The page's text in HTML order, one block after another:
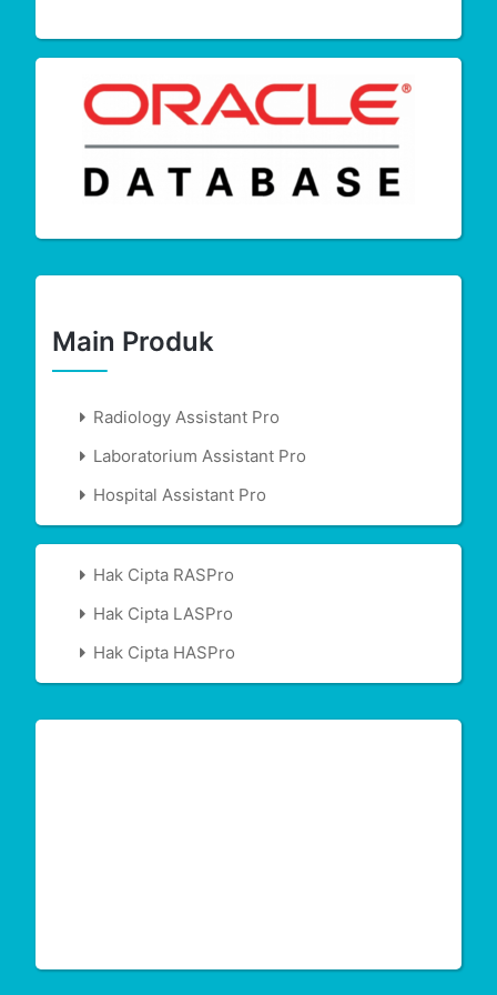
Main Produk
Radiology Assistant Pro
Laboratorium Assistant Pro
Hospital Assistant Pro
Hak Cipta RASPro
Hak Cipta LASPro
Hak Cipta HASPro